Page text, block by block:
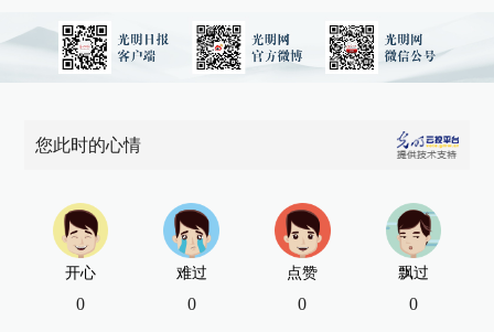
您此时的心情
开心
0
难过
0
点赞
0
飘过
0